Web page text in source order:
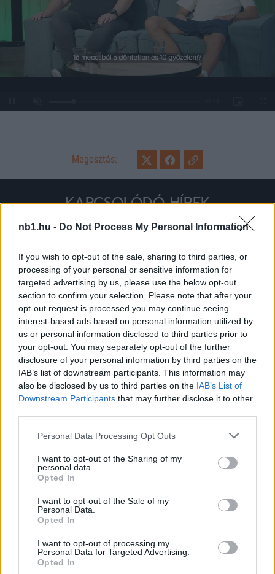
nb1.hu - Do Not Process My Personal Information
If you wish to opt-out of the sale, sharing to third parties, or
processing of your personal or sensitive information for
targeted advertising by us, please use the below opt-out
section to confirm your selection. Please note that after your
opt-out request is processed you may continue seeing
interest-based ads based on personal information utilized by
us or personal information disclosed to third parties prior to
your opt-out. You may separately opt-out of the further
disclosure of your personal information by third parties on the
IAB’s list of downstream participants. This information may
also be disclosed by us to third parties on the IAB’s List of
Downstream Participants that may further disclose it to other
Please note that this website/app uses one or more Google
not limited to your visit or usage behaviour. You may click to
grant or deny consent to Google and its third-party tags to
use your data for below specified purposes in below Google
consent section.
Personal Data Processing Opt Outs
I want to opt-out of the Sharing of my
personal data.
Opted In
I want to opt-out of the Sale of my
Personal Data.
Opted In
I want to opt-out of processing my
Personal Data for Targeted Advertising.
Opted In
0%
Megosztás:
KAPCSOLÓDÓ HÍREK
2027-től 2031-ig ez a csatorna tűzi műsorára a
Bajnokok Ligáját
A következő idényben még a Sport TV-n is lehet követni az
Hírek